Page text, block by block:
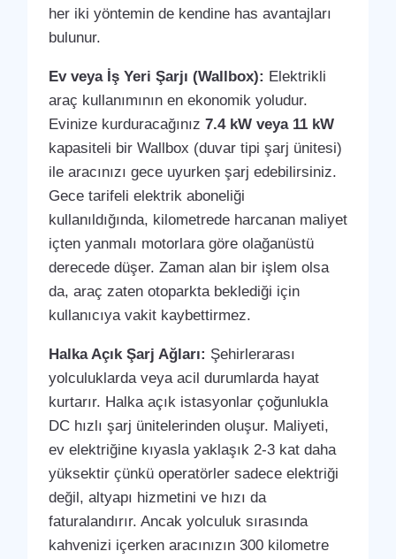
her iki yöntemin de kendine has avantajları
bulunur.
Ev veya İş Yeri Şarjı (Wallbox): Elektrikli
araç kullanımının en ekonomik yoludur.
Evinize kurduracağınız 7.4 kW veya 11 kW
kapasiteli bir Wallbox (duvar tipi şarj ünitesi)
ile aracınızı gece uyurken şarj edebilirsiniz.
Gece tarifeli elektrik aboneliği
kullanıldığında, kilometrede harcanan maliyet
içten yanmalı motorlara göre olağanüstü
derecede düşer. Zaman alan bir işlem olsa
da, araç zaten otoparkta beklediği için
kullanıcıya vakit kaybettirmez.
Halka Açık Şarj Ağları: Şehirlerarası
yolculuklarda veya acil durumlarda hayat
kurtarır. Halka açık istasyonlar çoğunlukla
DC hızlı şarj ünitelerinden oluşur. Maliyeti,
ev elektriğine kıyasla yaklaşık 2-3 kat daha
yüksektir çünkü operatörler sadece elektriği
değil, altyapı hizmetini ve hızı da
faturalandırır. Ancak yolculuk sırasında
kahvenizi içerken aracınızın 300 kilometre